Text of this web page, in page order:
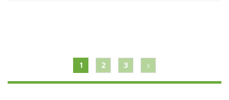
เรื่อง
1 2 3